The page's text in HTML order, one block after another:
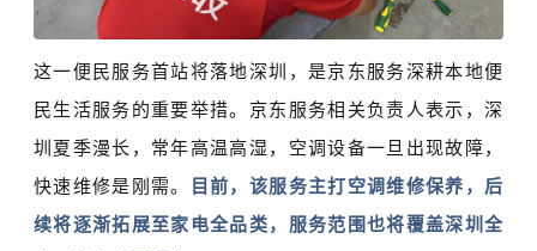
这一便民服务首站将落地深圳，是京东服务深耕本地便
民生活服务的重要举措。京东服务相关负责人表示，深
圳夏季漫长，常年高温高湿，空调设备一旦出现故障，
快速维修是刚需。
目前，该服务主打空调维修保养，后
续将逐渐拓展至家电全品类，服务范围也将覆盖深圳全